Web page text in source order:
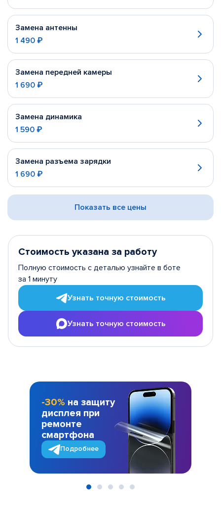
Замена антенны
1 490 ₽
Замена передней камеры
1 690 ₽
Замена динамика
1 590 ₽
Замена разъема зарядки
1 690 ₽
Показать все цены
Стоимость указана за работу
Полную стоимость с деталью узнайте в боте
за 1 минуту
Узнать точную стоимость
Узнать точную стоимость
-30% на защиту
дисплея при
ремонте
смартфона
Подробнее